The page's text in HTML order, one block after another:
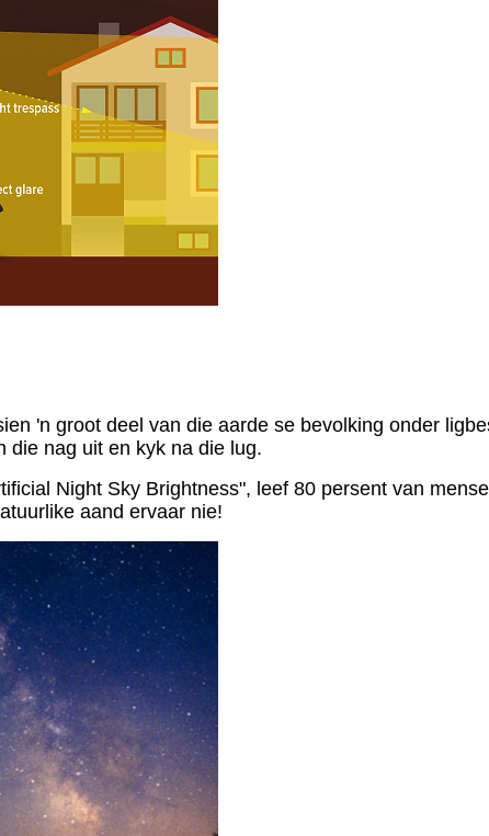
'n groot deel van die aarde se bevolking onder
die nag uit en kyk na die lug.
Night Sky Brightness", leef 80 persent van
aand ervaar nie!